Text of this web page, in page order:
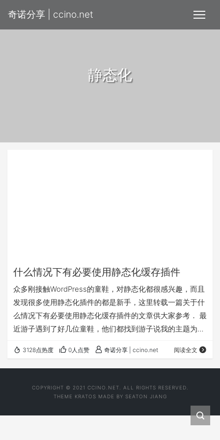
奇诺分享 | ccino.net
静态化
什么情况下有必要使用静态化缓存插件
众多刚接触WordPress的童鞋，对静态化都很感兴趣，而且
发现很多使用静态化插件的都是新手，这里转载一篇关于什
么情况下有必要使用静态化缓存插件的文章供大家参考． 最
近游子遇到了好几位童鞋，他们都找到游子说我的主题为何
WordPress方面的问题。我就纳闷了这样的情况不应该发生
才对，后来与他们交谈中了解到他们分别都安装了cos-
就知道了问题就出在cos-html-cache、wp-super…
3128点热度 0人点赞 奇诺分享 | ccino.net 阅读全文
COPYRIGHT © 2021 CCINO.NET. ALL RIGHTS RESERVED.
THEME KRATOS MADE BY SEATON JIANG